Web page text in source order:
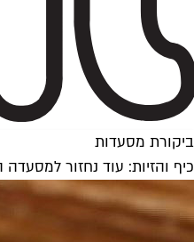
ביקורת מסעדות
כיף והזיות: עוד נחזור